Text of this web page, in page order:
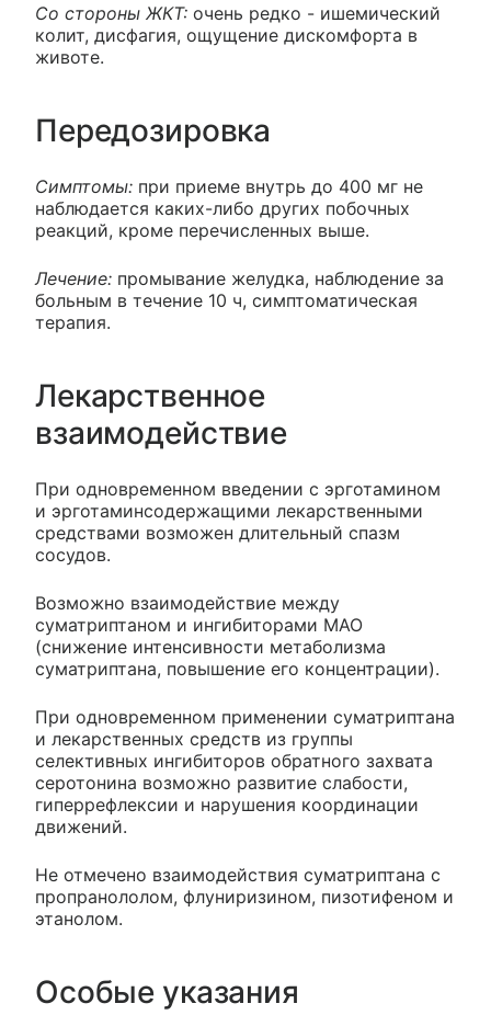
Со стороны ЖКТ: очень редко - ишемический
колит, дисфагия, ощущение дискомфорта в
животе.
Передозировка
Симптомы: при приеме внутрь до 400 мг не
наблюдается каких-либо других побочных
реакций, кроме перечисленных выше.
Лечение: промывание желудка, наблюдение за
больным в течение 10 ч, симптоматическая
терапия.
Лекарственное
взаимодействие
При одновременном введении с эрготамином
и эрготаминсодержащими лекарственными
средствами возможен длительный спазм
сосудов.
Возможно взаимодействие между
суматриптаном и ингибиторами МАО
(снижение интенсивности метаболизма
суматриптана, повышение его концентрации).
При одновременном применении суматриптана
и лекарственных средств из группы
селективных ингибиторов обратного захвата
серотонина возможно развитие слабости,
гиперрефлексии и нарушения координации
движений.
Не отмечено взаимодействия суматриптана с
пропранололом, флуниризином, пизотифеном и
этанолом.
Особые указания